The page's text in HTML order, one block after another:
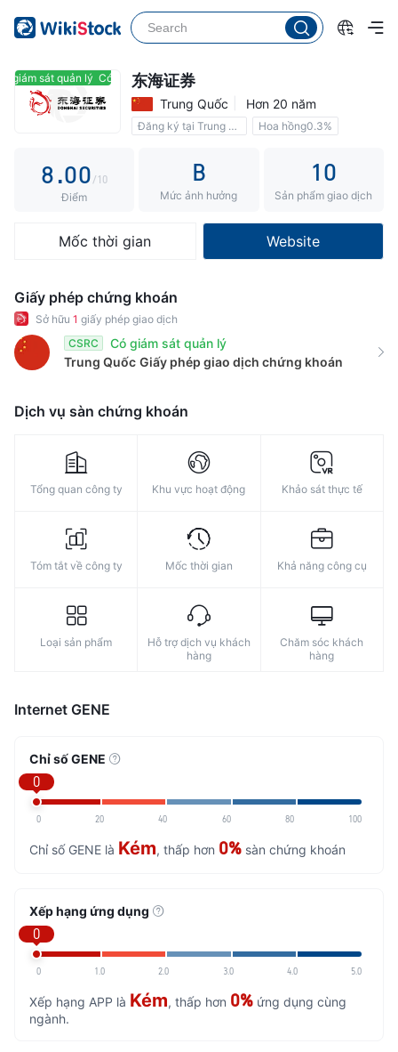
giám sát quản lý Có giám sát quản lý
东海证券
Trung Quốc Hơn 20 năm
Đăng ký tại Trung Quốc Hoa hồng0.3%
3
5
6
8.0
1
2
4
5
6
8
9
0
1
2
4
5
6
8
/10
Điểm
B
Mức ảnh hưởng
10
Sản phẩm giao dịch
Mốc thời gian Website
Giấy phép chứng khoán
Sở hữu 1 giấy phép giao dịch
CSRC
Có giám sát quản lý
Trung Quốc Giấy phép giao dịch chứng khoán
Dịch vụ sàn chứng khoán
Tổng quan công ty Khu vực hoạt động Khảo sát thực tế
Tóm tắt về công ty Mốc thời gian Khả năng công cụ
Loại sản phẩm
Hỗ trợ dịch vụ khách
hàng
Chăm sóc khách
hàng
Internet GENE
Chỉ số GENE
0
0 20 40 60 80 100
Chỉ số GENE là Kém, thấp hơn 0% sàn chứng khoán
Xếp hạng ứng dụng
0
0 1.0 2.0 3.0 4.0 5.0
Xếp hạng APP là Kém, thấp hơn 0% ứng dụng cùng
ngành.